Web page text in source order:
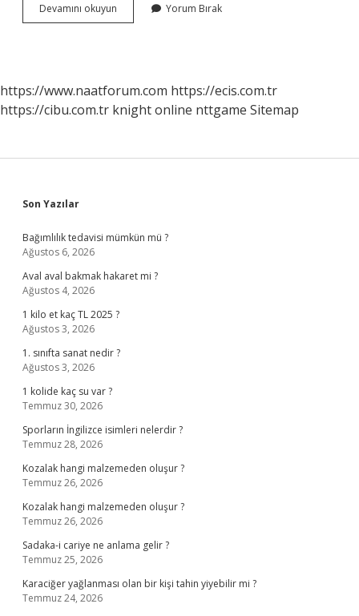
Devamını okuyun Yalovada
Denize
Yorum Bırak
https://www.naatforum.com https://ecis.com.tr
https://cibu.com.tr knight online nttgame Sitemap
Sidebar
Son Yazılar
Bağımlılık tedavisi mümkün mü ?
Ağustos 6, 2026
Aval aval bakmak hakaret mi ?
Ağustos 4, 2026
1 kilo et kaç TL 2025 ?
Ağustos 3, 2026
1. sınıfta sanat nedir ?
Ağustos 3, 2026
1 kolide kaç su var ?
Temmuz 30, 2026
Sporların İngilizce isimleri nelerdir ?
Temmuz 28, 2026
Kozalak hangi malzemeden oluşur ?
Temmuz 26, 2026
Kozalak hangi malzemeden oluşur ?
Temmuz 26, 2026
Sadaka-i cariye ne anlama gelir ?
Temmuz 25, 2026
Karaciğer yağlanması olan bir kişi tahin yiyebilir mi ?
Temmuz 24, 2026